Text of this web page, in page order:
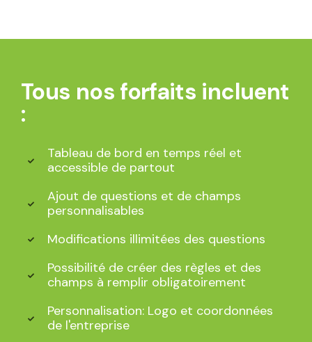
Tous nos forfaits incluent
:
Tableau de bord en temps réel et
accessible de partout
Ajout de questions et de champs
personnalisables
Modifications illimitées des questions
Possibilité de créer des règles et des
champs à remplir obligatoirement
Personnalisation: Logo et coordonnées
de l'entreprise